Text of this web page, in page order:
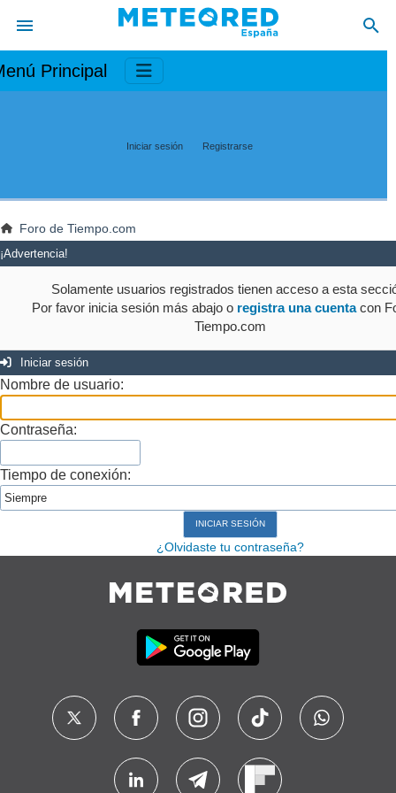
Principal
Iniciar sesión Registrarse
Foro de Tiempo.com
¡Advertencia!
Solamente usuarios registrados tienen acceso a esta
Por favor inicia sesión más abajo o registra una cuentacon
Tiempo.com
Iniciar sesión
Nombre de usuario:
Contraseña:
Tiempo de conexión:
¿Olvidaste tu contraseña?